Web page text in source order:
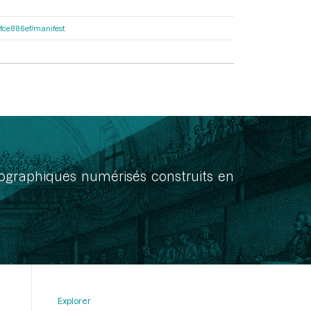
manifest
numérisés construits en
Explorer